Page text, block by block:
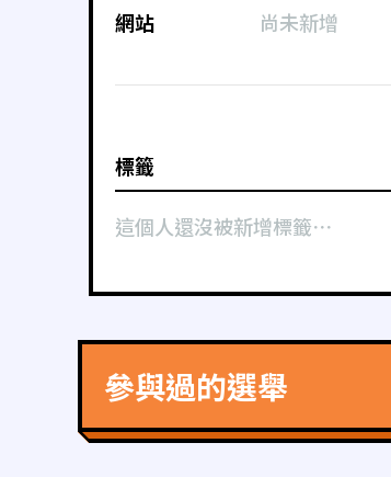
網站
尚未新增
標籤
這個人還沒被新增標籤⋯
參與過的選舉